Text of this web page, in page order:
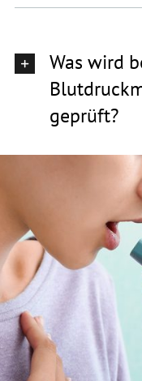
Was wird
geprüft?